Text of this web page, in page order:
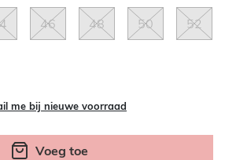
46 48 50 52
me bij nieuwe voorraad
Voeg toe